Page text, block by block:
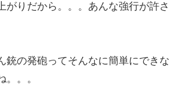
がりだから。。。あんな強行が許さ
銃の発砲ってそんなに簡単にできな
。。。